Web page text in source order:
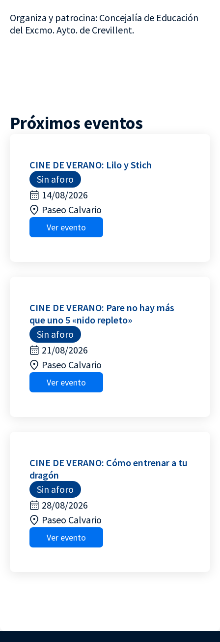
Organiza y patrocina: Concejalía de Educación
del Excmo. Ayto. de Crevillent.
Próximos eventos
CINE DE VERANO: Lilo y Stich
Sin aforo
14/08/2026
Paseo Calvario
Ver evento
CINE DE VERANO: Pare no hay más
que uno 5 «nido repleto»
Sin aforo
21/08/2026
Paseo Calvario
Ver evento
CINE DE VERANO: Cómo entrenar a tu
dragón
Sin aforo
28/08/2026
Paseo Calvario
Ver evento